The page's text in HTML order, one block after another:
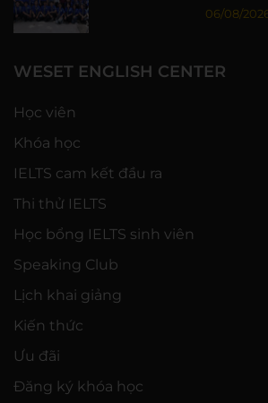
nhiên,06/08/
WESET ENGLISH CENTER
Học viên
Khóa học
IELTS cam kết đầu ra
Thi thử IELTS
Học bổng IELTS sinh viên
Speaking Club
Lịch khai giảng
Kiến thức
Ưu đãi
Đăng ký khóa học